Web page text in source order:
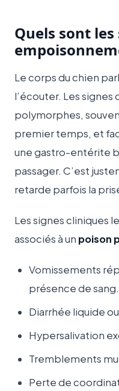
Quels sont les
Le corps du chien
l’écouter. Les signes
polymorphes,
premier temps, et
une gastro-entérite
passager. C’est
retarde parfois la
Les signes cliniques
associés à un poison
Vomissements
présence de sang.
Diarrhée liquide
Hypersalivation
Tremblements
Perte de